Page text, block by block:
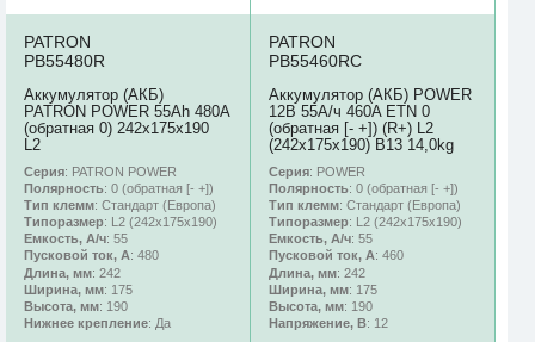
PATRON
PB55480R
Аккумулятор (АКБ)
PATRON POWER 55Ah 480A
(обратная 0) 242x175x190
L2
Серия: PATRON POWER
Полярность: 0 (обратная [- +])
Тип клемм: Стандарт (Европа)
Типоразмер: L2 (242х175х190)
Емкость, А/ч: 55
Пусковой ток, А: 480
Длина, мм: 242
Ширина, мм: 175
Высота, мм: 190
Нижнее крепление: Да
PATRON
PB55460RC
Аккумулятор (АКБ) POWER
12В 55А/ч 460A ETN 0
(обратная [- +]) (R+) L2
(242х175х190) B13 14,0kg
Серия: POWER
Полярность: 0 (обратная [- +])
Тип клемм: Стандарт (Европа)
Типоразмер: L2 (242х175х190)
Емкость, А/ч: 55
Пусковой ток, А: 460
Длина, мм: 242
Ширина, мм: 175
Высота, мм: 190
Напряжение, В: 12